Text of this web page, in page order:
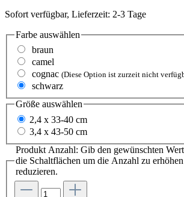
Sofort verfügbar, Lieferzeit: 2-3 Tage
Farbe auswählen
braun
camel
cognac (Diese Option ist zurzeit nicht
schwarz
Größe auswählen
2,4 x 33-40 cm
3,4 x 43-50 cm
Produkt Anzahl: Gib den gewünschten
die Schaltflächen um die Anzahl zu
reduzieren.